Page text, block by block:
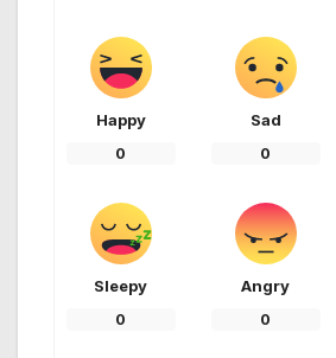
Happy
0
Sad
0
Sleepy
0
Angry
0